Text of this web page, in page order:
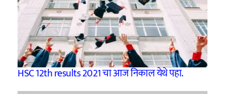
HSC 12th results 2021 चा आज निकाल येथे पहा.